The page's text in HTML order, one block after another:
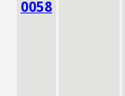
0058